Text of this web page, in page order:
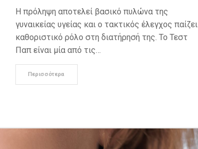
Η πρόληψη αποτελεί βασικό πυλώνα της
γυναικείας υγείας και ο τακτικός έλεγχος παίζει
καθοριστικό ρόλο στη διατήρησή της. Το Τεστ
Παπ είναι μία από τις…
Περισσότερα